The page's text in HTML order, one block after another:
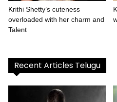
Krithi Shetty’s cuteness
overloaded with her charm and
Talent
Recent Articles Telugu